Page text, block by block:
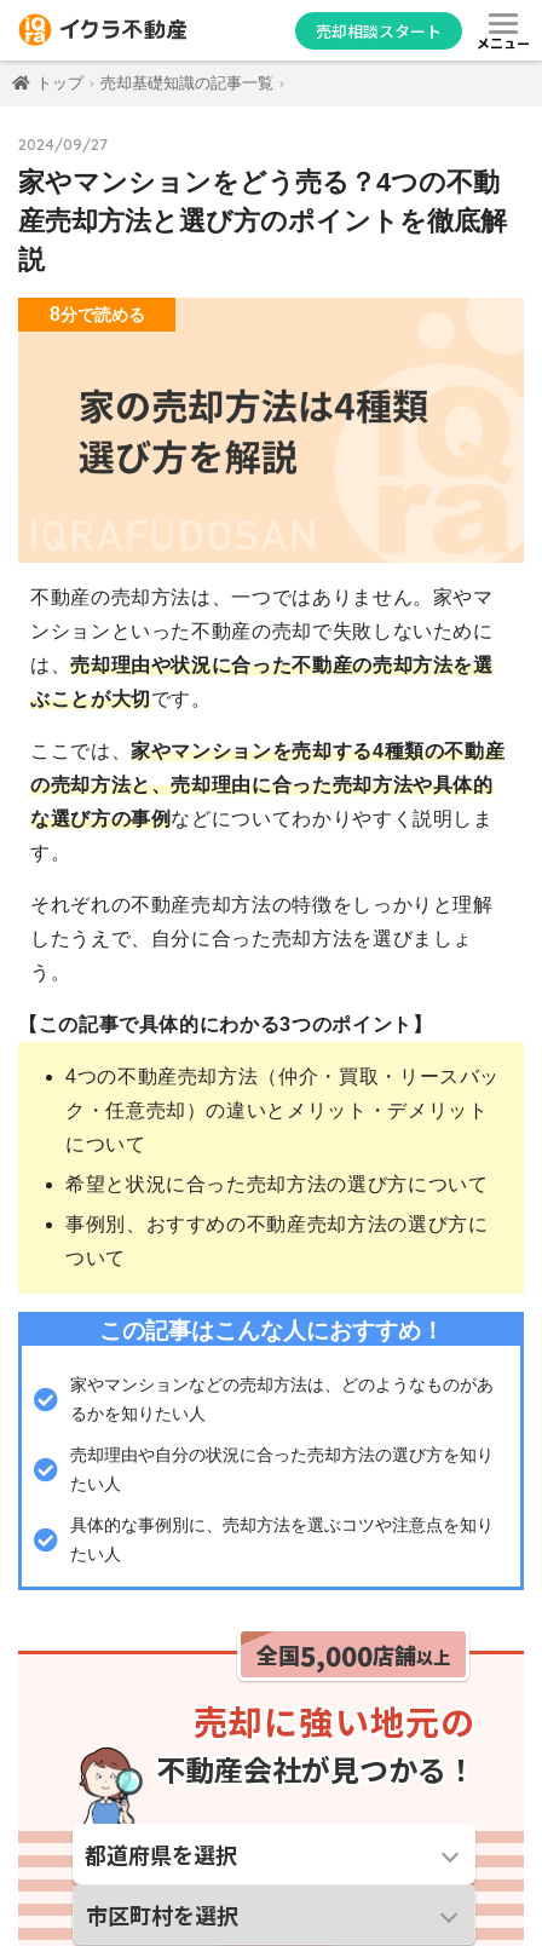
売却相談スタート
メニュー
トップ 売却基礎知識の記事一覧
2024/09/27
家やマンションをどう売る？4つの不動
産売却方法と選び方のポイントを徹底解
説
8分で読める
不動産の売却方法は、一つではありません。家やマ
ンションといった不動産の売却で失敗しないために
は、売却理由や状況に合った不動産の売却方法を選
ぶことが大切です。
ここでは、家やマンションを売却する4種類の不動産
の売却方法と、売却理由に合った売却方法や具体的
な選び方の事例などについてわかりやすく説明しま
す。
それぞれの不動産売却方法の特徴をしっかりと理解
したうえで、自分に合った売却方法を選びましょ
う。
【この記事で具体的にわかる3つのポイント】
4つの不動産売却方法（仲介・買取・リースバッ
ク・任意売却）の違いとメリット・デメリット
について
希望と状況に合った売却方法の選び方について
事例別、おすすめの不動産売却方法の選び方に
ついて
この記事はこんな人におすすめ！
家やマンションなどの売却方法は、どのようなものがあ
るかを知りたい人
売却理由や自分の状況に合った売却方法の選び方を知り
たい人
具体的な事例別に、売却方法を選ぶコツや注意点を知り
たい人